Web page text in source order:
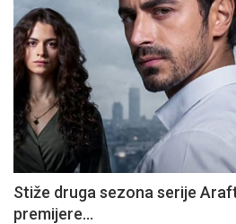
Stiže druga sezona serije
premijere...